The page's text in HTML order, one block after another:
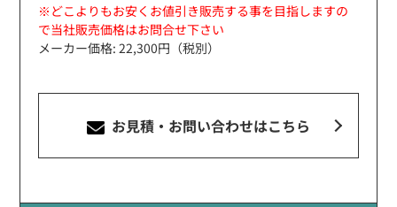
※どこよりもお安くお値引き販売する事を目指しますの
で当社販売価格はお問合せ下さい
メーカー価格: 22,300円（税別）
お見積・お問い合わせはこちら